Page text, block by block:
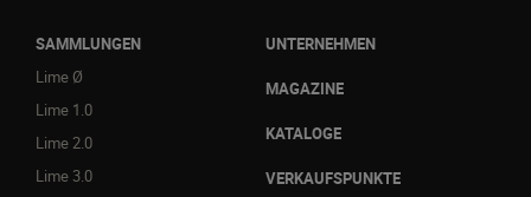
SAMMLUNGEN
Lime Ø
Lime 1.0
Lime 2.0
Lime 3.0
UNTERNEHMEN
MAGAZINE
KATALOGE
VERKAUFSPUNKTE